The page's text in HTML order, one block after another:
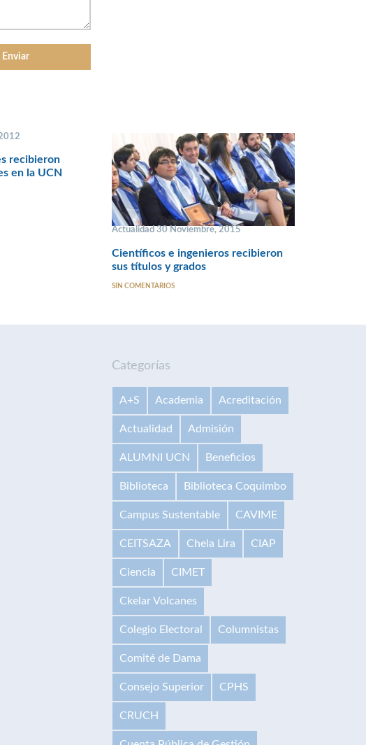
recibieron
en la UCN
Actualidad 30 Noviembre, 2015
Científicos e ingenieros recibieron
sus títulos y grados
SIN COMENTARIOS
Categorías
A+S Academia Acreditación
Actualidad Admisión
ALUMNI UCN Beneficios
Biblioteca Biblioteca Coquimbo
Campus Sustentable CAVIME
CEITSAZA Chela Lira CIAP
Ciencia CIMET
Ckelar Volcanes
Colegio Electoral Columnistas
Comité de Dama
Consejo Superior CPHS
CRUCH